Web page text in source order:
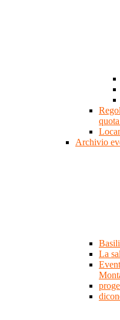
Archivio
La